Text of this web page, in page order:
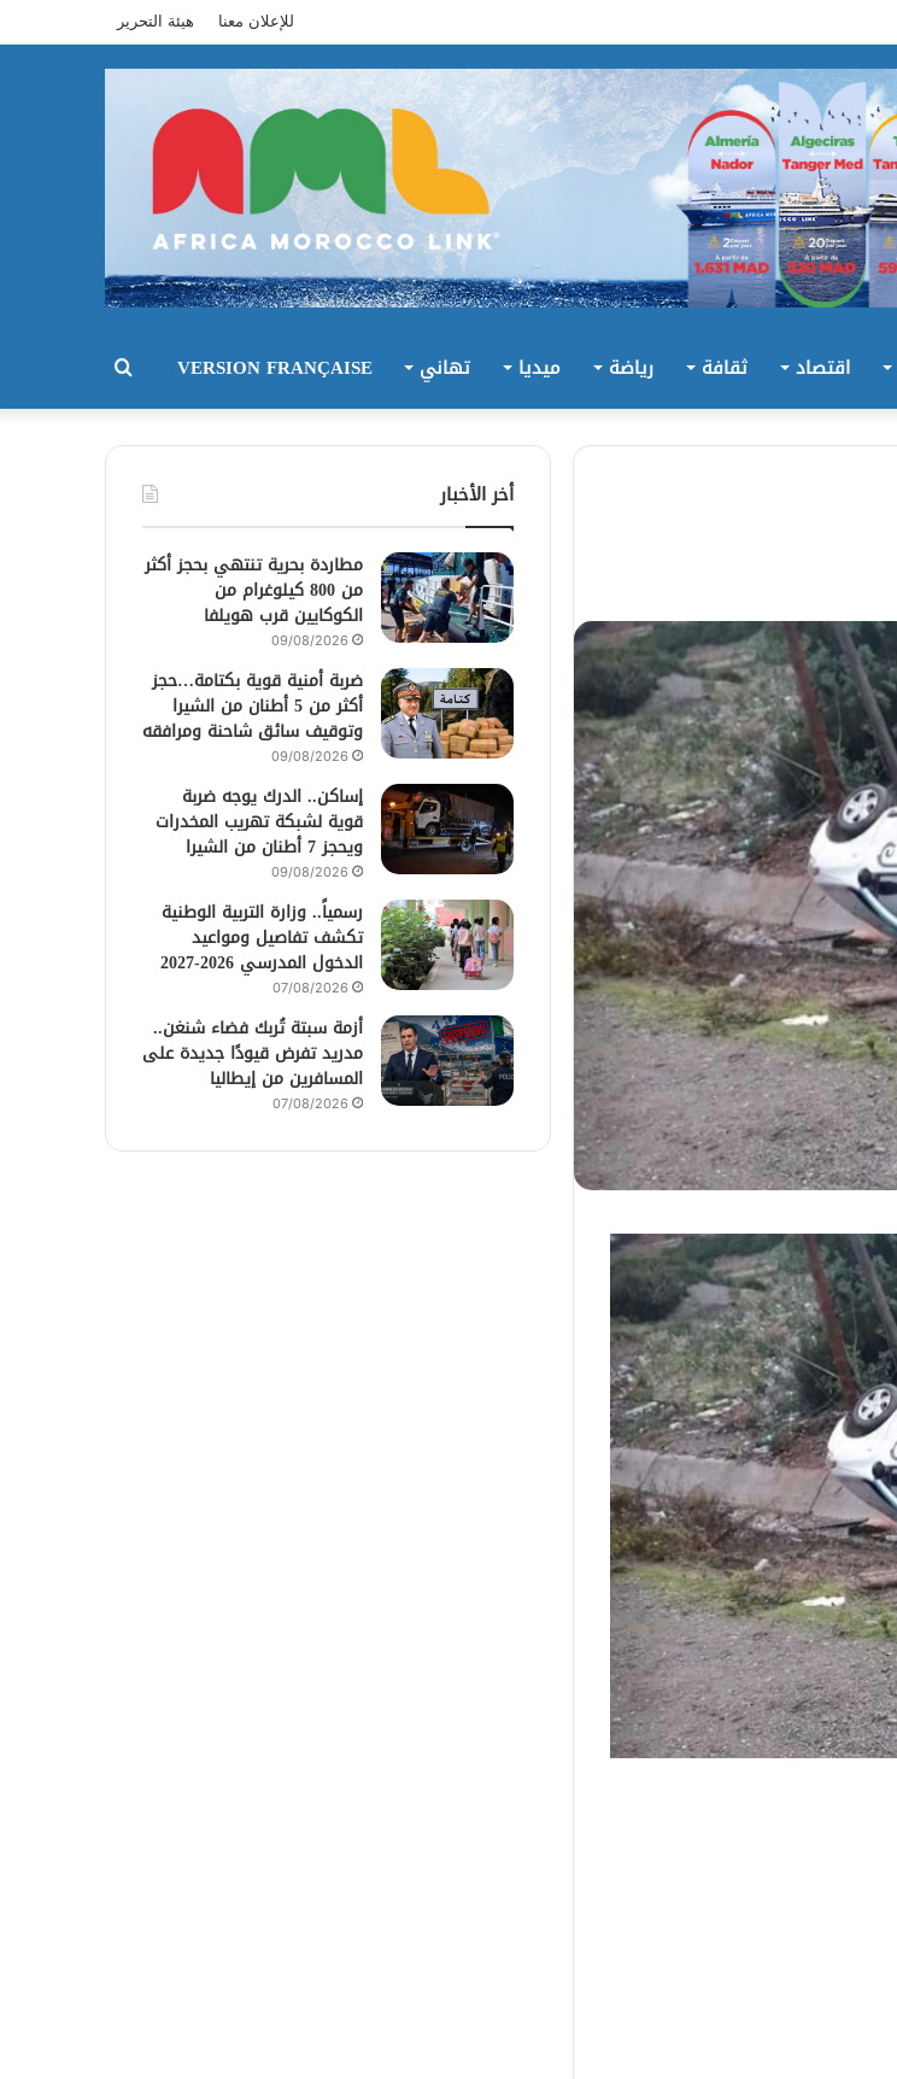
للإعلان معنا هيئة التحرير
اقتصاد ثقافة رياضة ميديا تهاني VERSION FRANÇAISE بحث
أخر الأخبار
مطاردة بحرية تنتهي بحجز أكثر
من 800 كيلوغرام من
الكوكايين قرب هويلفا
09/08/2026
ضربة أمنية قوية بكتامة…حجز
أكثر من 5 أطنان من الشيرا
وتوقيف سائق شاحنة ومرافقه
09/08/2026
إساكن.. الدرك يوجه ضربة
قوية لشبكة تهريب المخدرات
ويحجز 7 أطنان من الشيرا
09/08/2026
رسمياً.. وزارة التربية الوطنية
تكشف تفاصيل ومواعيد
الدخول المدرسي 2026-2027
07/08/2026
أزمة سبتة تُربك فضاء شنغن..
مدريد تفرض قيودًا جديدة على
المسافرين من إيطاليا
07/08/2026